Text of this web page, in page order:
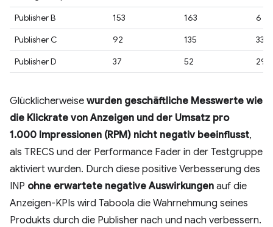
Publisher B
153 163
6 %
Publisher C
92 135
33 %
Publisher D
37 52 29
Glücklicherweise wurden geschäftliche Messwerte wie
die Klickrate von Anzeigen und der Umsatz pro
1.000 Impressionen (RPM) nicht negativ beeinflusst,
als TRECS und der Performance Fader in der Testgruppe
aktiviert wurden. Durch diese positive Verbesserung des
INP ohne erwartete negative Auswirkungen auf die
Anzeigen-KPIs wird Taboola die Wahrnehmung seines
Produkts durch die Publisher nach und nach verbessern.